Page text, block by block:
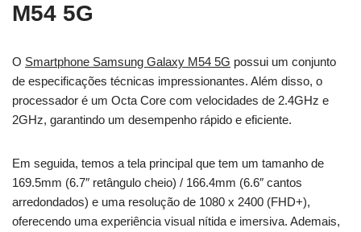
M54 5G
O Smartphone Samsung Galaxy M54 5G possui um conjunto
de especificações técnicas impressionantes. Além disso, o
processador é um Octa Core com velocidades de 2.4GHz e
2GHz, garantindo um desempenho rápido e eficiente.
Em seguida, temos a tela principal que tem um tamanho de
169.5mm (6.7″ retângulo cheio) / 166.4mm (6.6″ cantos
arredondados) e uma resolução de 1080 x 2400 (FHD+),
oferecendo uma experiência visual nítida e imersiva. Ademais,